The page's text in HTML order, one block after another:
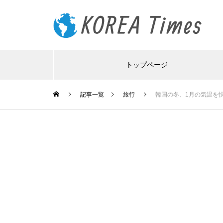
トップページ
記事一覧 旅行 韓国の冬、1月の気温を